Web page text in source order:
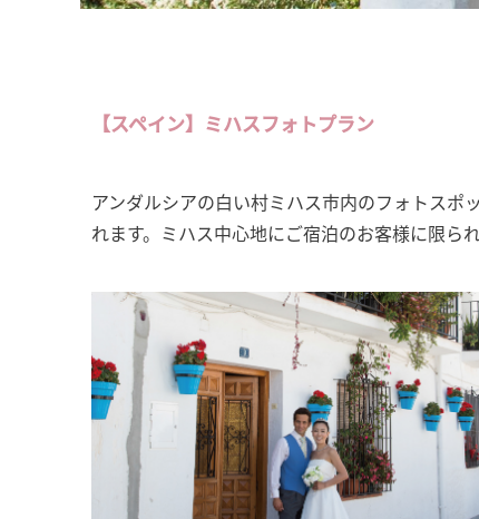
【スペイン】ミハスフォトプラン
アンダルシアの白い村ミハス市内のフォトスポ
れます。ミハス中心地にご宿泊のお客様に限られ